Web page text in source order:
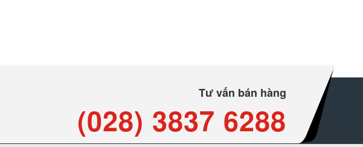
Tư vấn bán hàng
(028) 3837 6288